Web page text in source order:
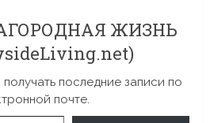
ЖИЗНЬ
последние записи по
почте.